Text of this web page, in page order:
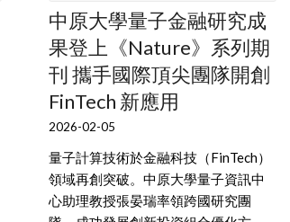
中原大學量子金融研究成
果登上《Nature》系列期
刊 攜手國際頂尖團隊開創
FinTech 新應用
2026-02-05
量子計算技術於金融科技（FinTech）
領域再創突破。中原大學量子資訊中
心助理教授張晏瑞率領跨國研究團